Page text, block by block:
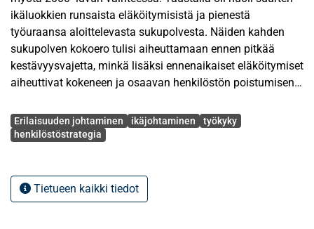
ikäluokkien runsaista eläköitymisistä ja pienestä
työuraansa aloittelevasta sukupolvesta. Näiden kahden
sukupolven kokoero tulisi aiheuttamaan ennen pitkää
kestävyysvajetta, minkä lisäksi ennenaikaiset eläköitymiset
aiheuttivat kokeneen ja osaavan henkilöstön poistumisen
ikä on muita sektoreita korkeampi, eikä julkista sektoria
nähdä houkuttelevana työnantajana, mikä aiheuttaa
Tutkielman tavoitteena on selvittää, miten kunnat
Avainsanat
Erilaisuuden johtaminen ikäjohtaminen
työkyky
henkilöstöstrategia
Tietueen kaikki tiedot